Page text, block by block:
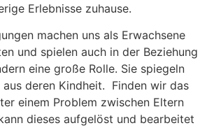
Erlebnisse zuhause.
machen uns als Erwachsene
und spielen auch in der Beziehung
eine große Rolle. Sie spiegeln
aus deren Kindheit. Finden wir das
einem Problem zwischen Eltern
dieses aufgelöst und bearbeitet